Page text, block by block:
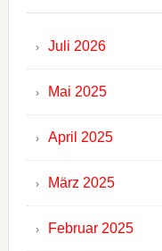
Juli 2026
Mai 2025
April 2025
März 2025
Februar 2025